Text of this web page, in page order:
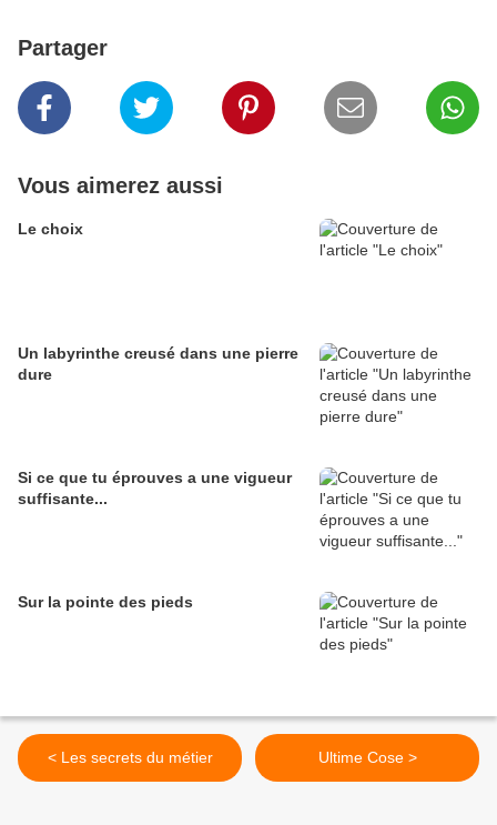
Partager
Vous aimerez aussi
Le choix
Un labyrinthe creusé dans une pierre
dure
Si ce que tu éprouves a une vigueur
suffisante...
Sur la pointe des pieds
< Les secrets du métier Ultime Cose >